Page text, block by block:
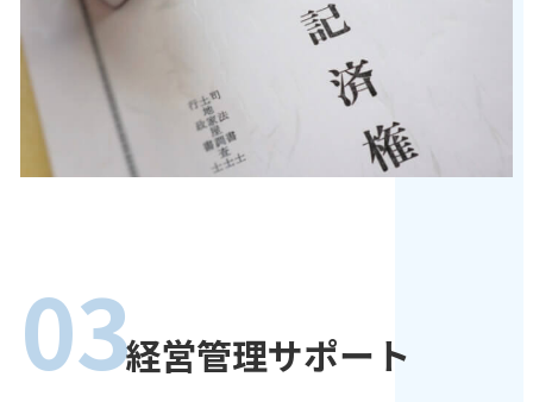
03経営管理サポート